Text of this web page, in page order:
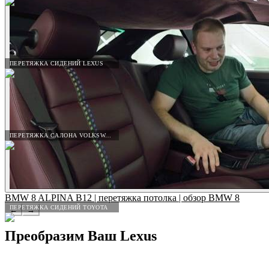
ПЕРЕТЯЖКА СИДЕНИЙ LEXUS
ПЕРЕТЯЖКА САЛОНА VOLKSWAGEN
ПЕРЕТЯЖКА СИДЕНИЙ TOYOTA
BMW 8 ALPINA B12 | перетяжка потолка | обзор BMW 8
← →
Преобразим Ваш Lexus